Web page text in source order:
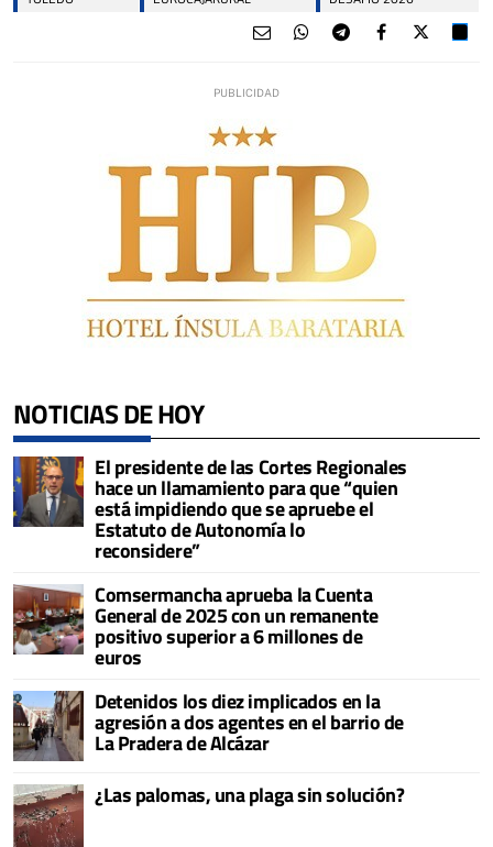
NOTICIAS DE HOY
El presidente de las Cortes Regionales
hace un llamamiento para que “quien
está impidiendo que se apruebe el
Estatuto de Autonomía lo
reconsidere”
Comsermancha aprueba la Cuenta
General de 2025 con un remanente
positivo superior a 6 millones de
euros
Detenidos los diez implicados en la
agresión a dos agentes en el barrio de
La Pradera de Alcázar
¿Las palomas, una plaga sin solución?